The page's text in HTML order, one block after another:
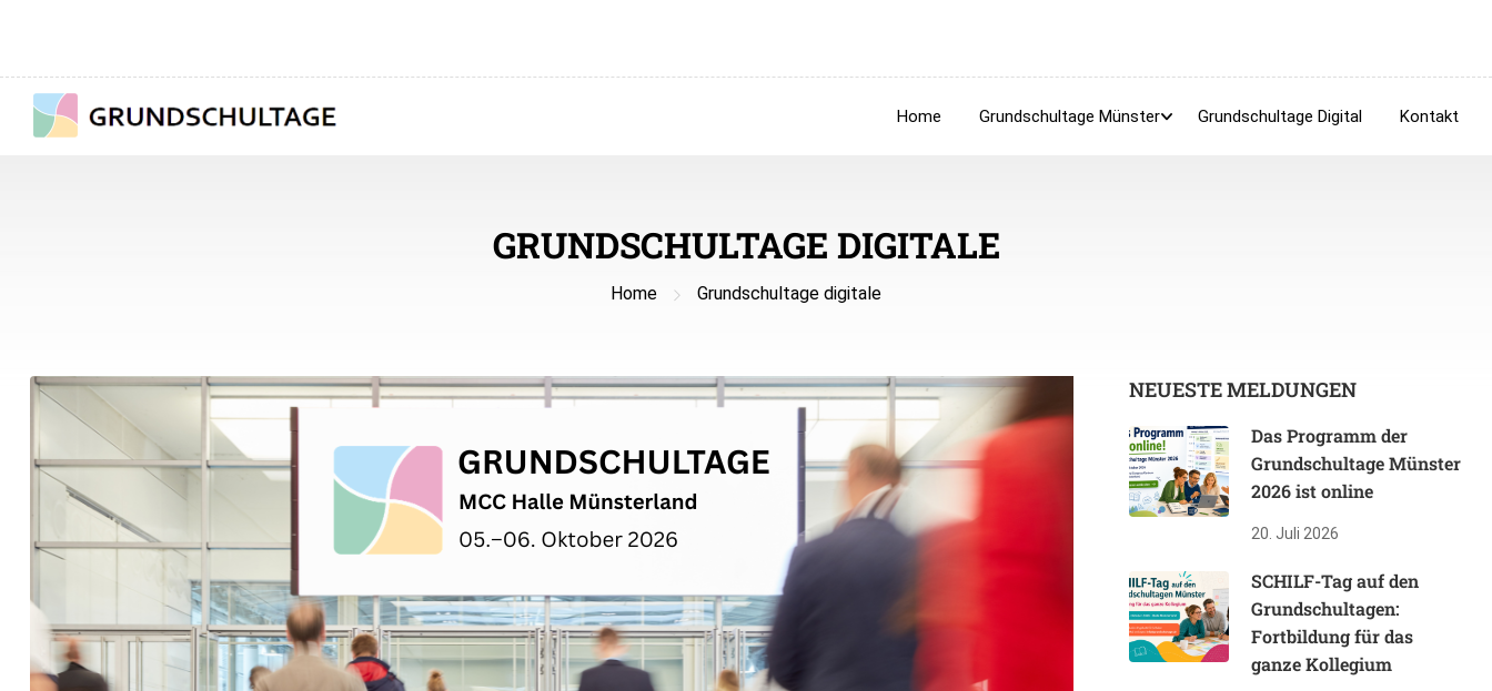
Home Grundschultage Münster Grundschultage Digital Kontakt
GRUNDSCHULTAGE DIGITALE
Home Grundschultage digitale
NEUESTE MELDUNGEN
Das Programm der
Grundschultage Münster
2026 ist online
20. Juli 2026
SCHILF-Tag auf den
Grundschultagen:
Fortbildung für das
ganze Kollegium